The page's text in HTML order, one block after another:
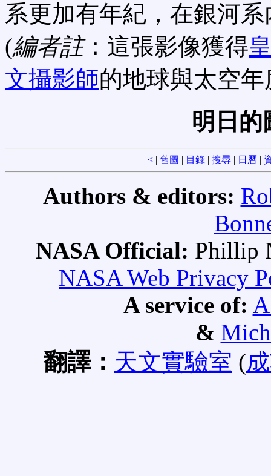
系更加有年紀，在銀河系
(編者註：這張影像獲得
文攝影師的地球與太空
明日
<| 舊圖 | 目錄| 搜尋| 日曆 |
Authors & editors:
NASA Official: Phillip
NASA Web Privacy
A service of:
&
翻譯： 天文實驗室 (